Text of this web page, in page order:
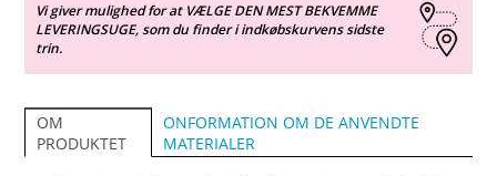
Vi giver mulighed for at VÆLGE DEN MEST BEKVEMME
LEVERINGSUGE, som du finder i indkøbskurvens sidste
trin.
OM
PRODUKTET
ONFORMATION OM DE ANVENDTE
MATERIALER